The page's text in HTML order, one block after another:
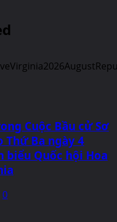
Cuộc Bầu cử Sơ
Thứ Ba ngày 4
biểu Quốc hội Hoa
0